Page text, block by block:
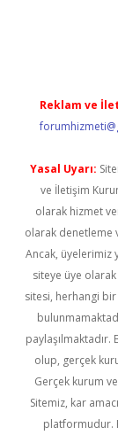
Reklam ve
Yasal Uyarı:
ve İletişim
olarak hizmet
olarak denetleme
Ancak, üyelerimiz
siteye üye
sitesi, herhangi bir
olup, gerçek
Gerçek kurum
Sitemiz, kar
platformudur.